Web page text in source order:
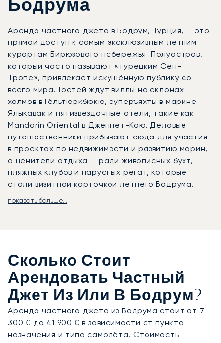
Бодрума
Аренда частного джета в Бодрум, Турция, — это
прямой доступ к самым эксклюзивным летним
курортам Бирюзового побережья. Полуостров,
который часто называют «турецким Сен-
Тропе», привлекает искушённую публику со
всего мира. Гостей ждут виллы на склонах
холмов в Гёльтюркбюкю, суперъяхты в марине
Ялыкавак и пятизвёздочные отели, такие как
Mandarin Oriental в Дженнет-Кою. Деловые
путешественники прибывают сюда для участия
в проектах по недвижимости и развитию марин,
а ценители отдыха — ради живописных бухт,
пляжных клубов и парусных регат, которые
стали визитной карточкой летнего Бодрума.
LunaJets организует частные перелёты в
проходят ускоренный таможенный контроль и
могут воспользоваться прямым трансфером от
трапа самолёта до автомобиля. Далее
большинство клиентов отправляются на
автомобиле с водителем к виллам, отелям или
яхтам. Вертолётный трансфер позволяет
сократить время в пути до марины Ялыкавак до
показать больше...
Сколько Стоит
Арендовать Частный
Джет Из Или В Бодрум?
Аренда частного джета из Бодрума стоит от 7
300 € до 41 900 € в зависимости от пункта
назначения и типа самолёта. Стоимость